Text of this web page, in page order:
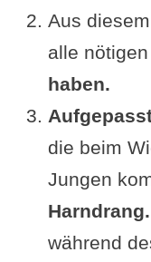
Aus
alle nötigen
haben.
die beim
Jungen
Harndrang.
während